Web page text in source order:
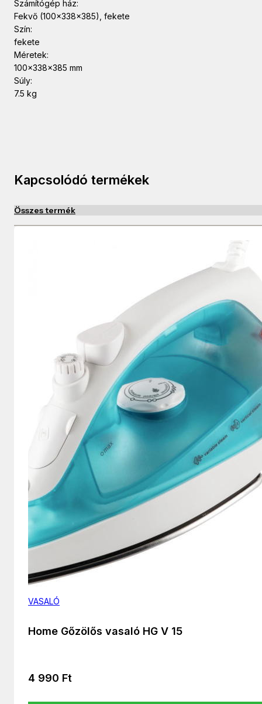
Számítógép ház:
Fekvő (100x338x385), fekete
Szín:
fekete
Méretek:
100x338x385 mm
Súly:
7.5 kg
Kapcsolódó termékek
Összes termék
VASALÓ
Home Gőzölős vasaló HG V 15
4 990 Ft